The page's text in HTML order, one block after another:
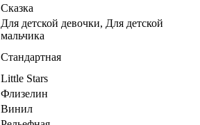
Сказка
Для детской девочки, Для детской
мальчика
Стандартная
Little Stars
Флизелин
Винил